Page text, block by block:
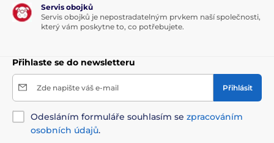
Servis obojků
Servis obojků je nepostradatelným prvkem naší společnosti,
který vám poskytne to, co potřebujete.
Přihlaste se do newsletteru
Zde napište váš e-mail Přihlásit
Odesláním formuláře souhlasím se zpracováním
osobních údajů.